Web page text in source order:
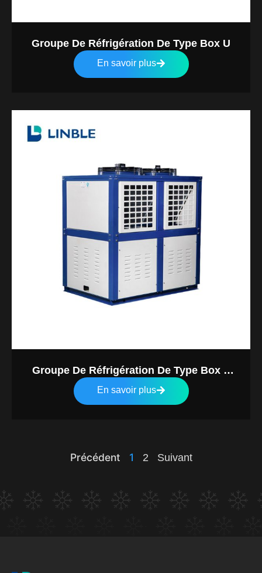
Groupe De Réfrigération De Type Box U
En savoir plus
Groupe De Réfrigération De Type Box V
(Entier Haut Et Bas)
En savoir plus
Précédent 1 2 Suivant